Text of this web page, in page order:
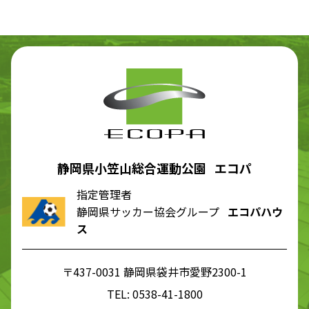
静岡県小笠山総合運動公園 エコパ
指定管理者
静岡県サッカー協会グループ エコパハウ
ス
〒437-0031 静岡県袋井市愛野2300-1
TEL: 0538-41-1800